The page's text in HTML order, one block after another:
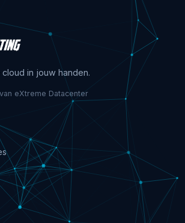
in jouw handen.
eXtreme Datacenter